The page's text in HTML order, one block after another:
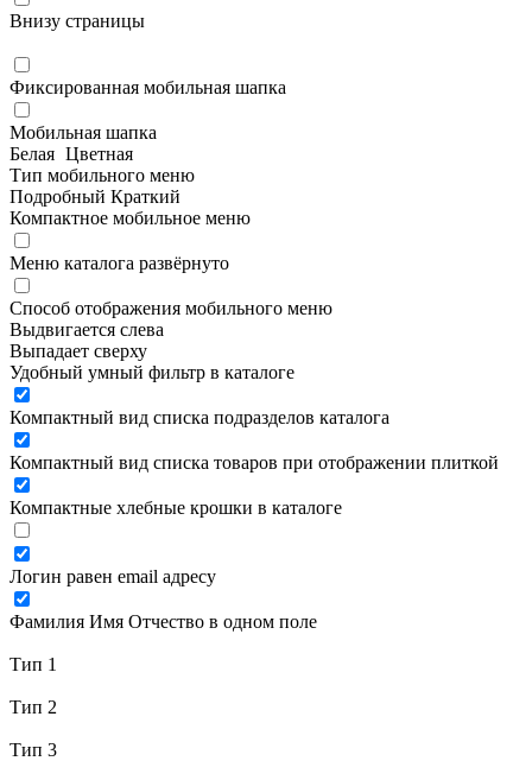
Внизу страницы
Фиксированная мобильная шапка
Мобильная шапка
Белая Цветная
Тип мобильного меню
Подробный Краткий
Компактное мобильное меню
Меню каталога развёрнуто
Способ отображения мобильного меню
Выдвигается слева
Выпадает сверху
Удобный умный фильтр в каталоге
Компактный вид списка подразделов каталога
Компактный вид списка товаров при отображении плиткой
Компактные хлебные крошки в каталоге
Логин равен email адресу
Фамилия Имя Отчество в одном поле
Тип 1
Тип 2
Тип 3